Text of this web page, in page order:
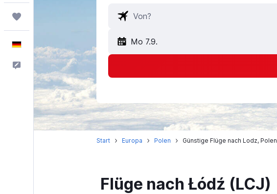
Feedback
Mo 7.9.
Start Europa Polen Günstige Flüge nach Lodz, Polen
Flüge nach Łódź (LCJ)